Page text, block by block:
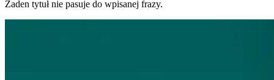
Żaden tytuł nie pasuje do wpisanej frazy.